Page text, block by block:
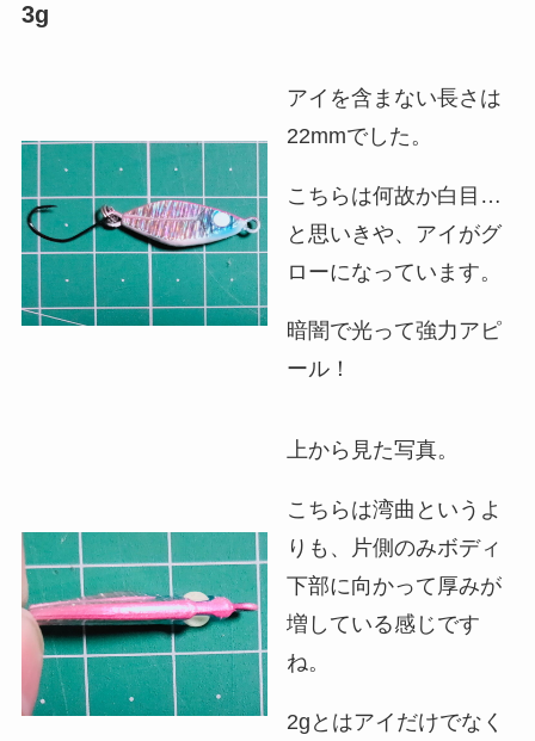
3g
アイを含まない長さは
22mmでした。
こちらは何故か白目…
と思いきや、アイがグ
ローになっています。
暗闇で光って強力アピ
ール！
上から見た写真。
こちらは湾曲というよ
りも、片側のみボディ
下部に向かって厚みが
増している感じです
ね。
2gとはアイだけでなく